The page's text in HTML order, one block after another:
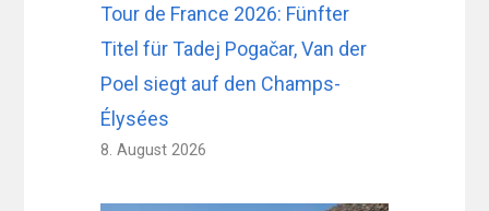
Tour de France 2026: Fünfter
Titel für Tadej Pogačar, Van der
Poel siegt auf den Champs-
Élysées
8. August 2026